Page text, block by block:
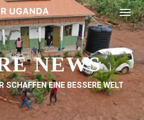
Menu
NEWS
SCHAFFEN EINE BESSERE WELT